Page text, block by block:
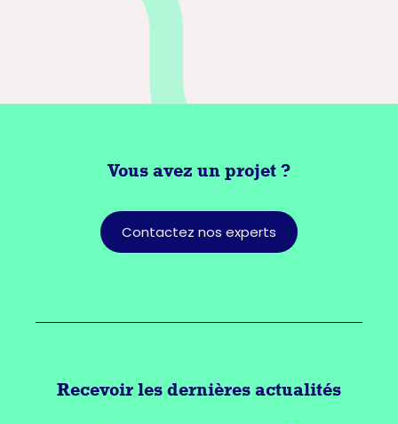
Vous avez un projet ?
Contactez nos experts
Recevoir les dernières actualités